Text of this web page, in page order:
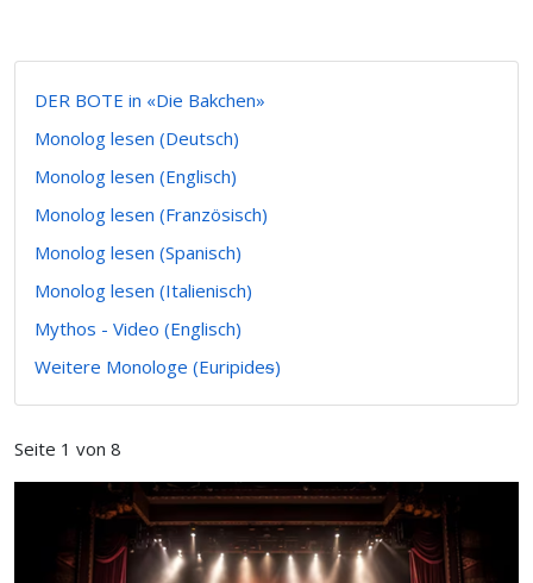
DER BOTE in «Die Bakchen»
Monolog lesen (Deutsch)
Monolog lesen (Englisch)
Monolog lesen (Französisch)
Monolog lesen (Spanisch)
Monolog lesen (Italienisch)
Mythos - Video (Englisch)
Weitere Monologe (Euripideᵴ)
Seite 1 von 8